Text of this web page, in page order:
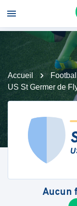
Accueil Football
US St Germer de
Aucun